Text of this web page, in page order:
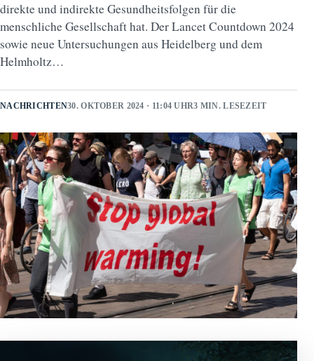
direkte und indirekte Gesundheitsfolgen für die
menschliche Gesellschaft hat. Der Lancet Countdown 2024
sowie neue Untersuchungen aus Heidelberg und dem
Helmholtz…
NACHRICHTEN30. OKTOBER 2024 · 11:04 UHR3 MIN. LESEZEIT